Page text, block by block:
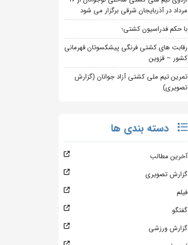
مرداد در آذربایجان شرقی برگزار می شود
با حکم فدراسیون کشتی؛
رقابت های کشتی فرنگی پیشکسوتان قهرمانی
کشور – قزوین
تمرین تیم ملی کشتی آزاد جوانان (گزارش
تصویری)
دسته بندی ها
آخرین مطالب
گزارش تصویری
فیلم
گفتگو
گزارش ورزشی